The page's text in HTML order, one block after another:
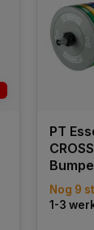
PT
Nog 9
1-3